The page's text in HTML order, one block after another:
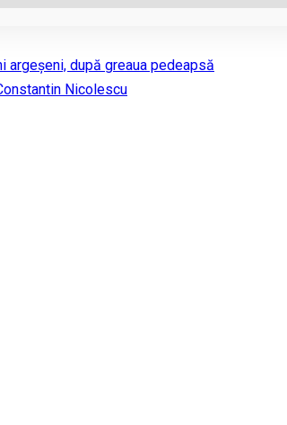
argeșeni, după greaua pedeapsă
Nicolescu